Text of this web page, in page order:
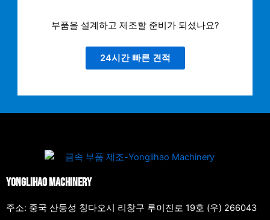
부품을 설계하고 제조할 준비가 되셨나요?
24시간 빠른 견적
Yonglihao Machinery
주소: 중국 산둥성 칭다오시 리창구 루이진로 19호 (우) 266043